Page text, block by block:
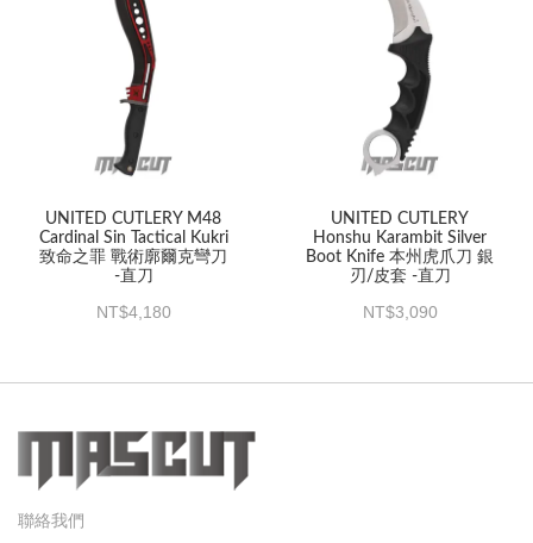
UNITED CUTLERY M48
Cardinal Sin Tactical Kukri
致命之罪 戰術廓爾克彎刀
-直刀
4,180
UNITED CUTLERY
Honshu Karambit Silver
Boot Knife 本州虎爪刀 銀
刃/皮套 -直刀
3,090
聯絡我們